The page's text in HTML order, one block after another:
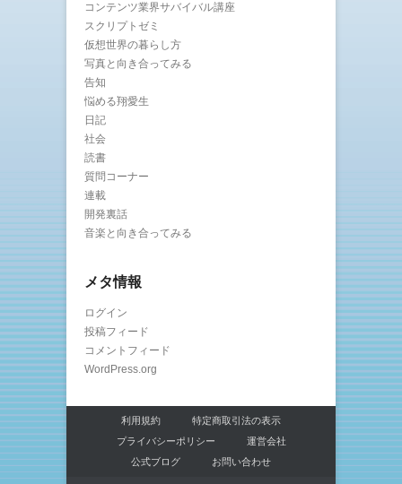
コンテンツ業界サバイバル講座
スクリプトゼミ
仮想世界の暮らし方
写真と向き合ってみる
告知
悩める翔愛生
日記
社会
読書
質問コーナー
連載
開発裏話
音楽と向き合ってみる
メタ情報
ログイン
投稿フィード
コメントフィード
WordPress.org
利用規約
特定商取引法の表示
プライバシーポリシー
運営会社
公式ブログ
お問い合わせ